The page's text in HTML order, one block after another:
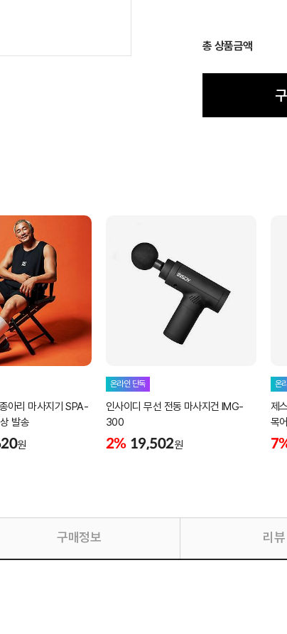
총 상품금액
아리 마사지기 SPA-
발송
원
온라인 단독
인사이디 무선 전동 마사지건 IMG-
300
2% 19,502원
온
제
목
구매정보 리뷰